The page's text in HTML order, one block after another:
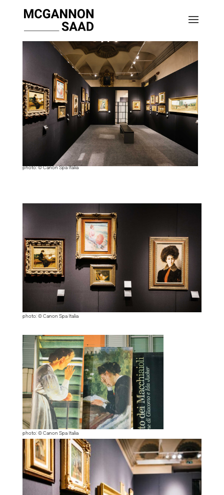
photo: © Canon Spa Italia
photo: © Canon Spa Italia
photo: © Canon Spa Italia